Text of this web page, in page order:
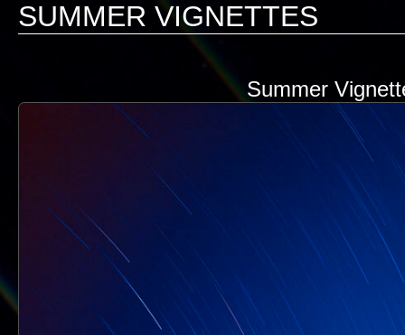
SUMMER VIGNETTES
Summer